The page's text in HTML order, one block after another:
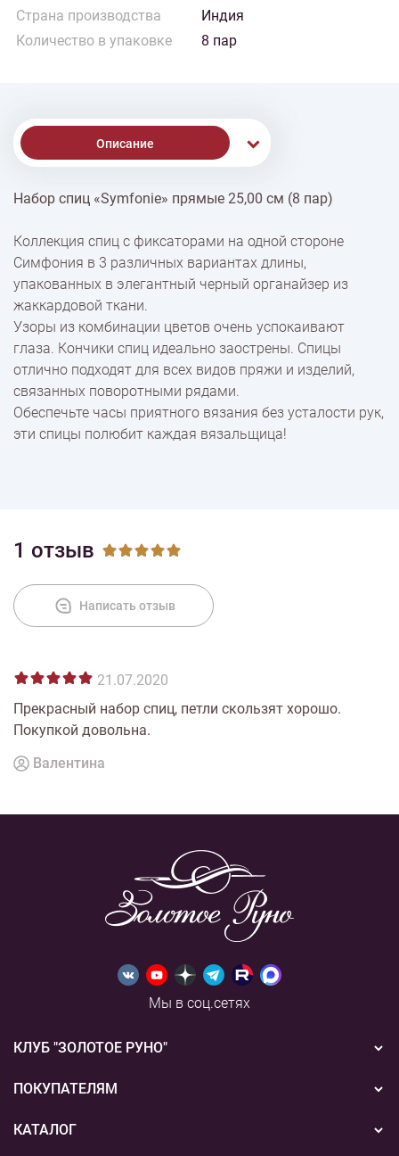
Страна производства
Индия
Количество в упаковке
8 пар
Описание
% Скидки
Доставка
Оплата
Набор спиц «Symfonie» прямые 25,00 см (8 пар)
Коллекция спиц с фиксаторами на одной стороне
Симфония в 3 различных вариантах длины,
упакованных в элегантный черный органайзер из
жаккардовой ткани.
Узоры из комбинации цветов очень успокаивают
глаза. Кончики спиц идеально заострены. Спицы
отлично подходят для всех видов пряжи и изделий,
связанных поворотными рядами.
Обеспечьте часы приятного вязания без усталости рук,
эти спицы полюбит каждая вязальщица!
1 отзыв
Написать отзыв
21.07.2020
Прекрасный набор спиц, петли скользят хорошо.
Покупкой довольна.
Валентина
Мы в соц.сетях
КЛУБ "ЗОЛОТОЕ РУНО"
Новости
Акции
ПОКУПАТЕЛЯМ
Бонусная система
КАТАЛОГ